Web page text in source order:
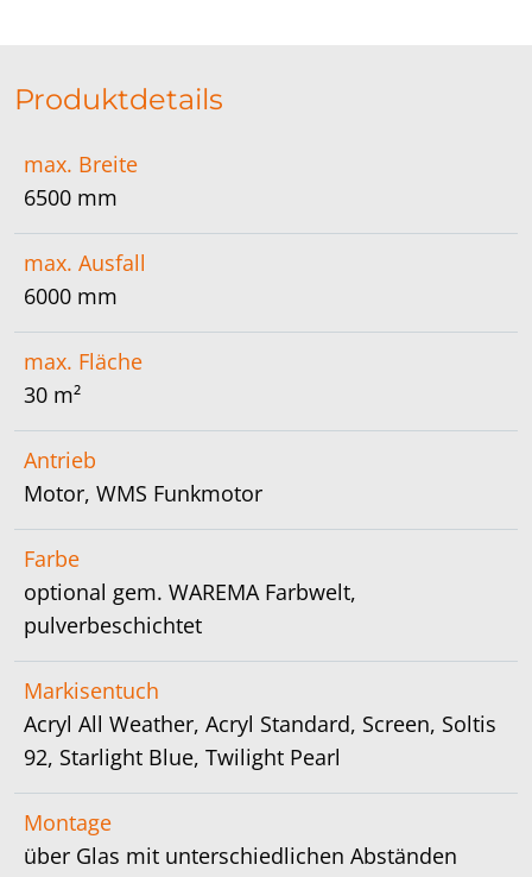
Produktdetails
max. Breite
6500 mm
max. Ausfall
6000 mm
max. Fläche
30 m²
Antrieb
Motor, WMS Funkmotor
Farbe
optional gem. WAREMA Farbwelt,
pulverbeschichtet
Markisentuch
Acryl All Weather, Acryl Standard, Screen, Soltis
92, Starlight Blue, Twilight Pearl
Montage
über Glas mit unterschiedlichen Abständen